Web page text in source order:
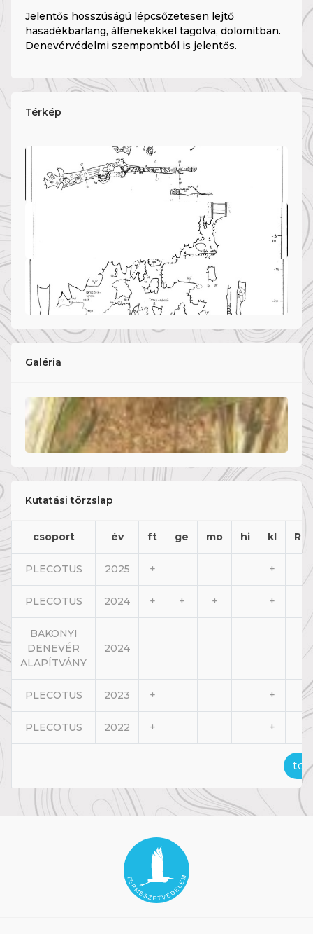
Jelentős hosszúságú lépcsőzetesen lejtő
hasadékbarlang, álfenekekkel tagolva, dolomitban.
Denevérvédelmi szempontból is jelentős.
Kutatási törzslap
csoport év ft ge mo hi kl Rn
PLECOTUS 2025 + +
PLECOTUS 2024 + + + +
BAKONYI
DENEVÉR
ALAPÍTVÁNY
2024
PLECOTUS 2023 + +
PLECOTUS 2022 + +
Térkép
Galéria